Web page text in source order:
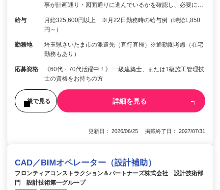
事が計画通り・図面通りに進んでいるかを確認し、必要に…
給与
月給325,600円以上 ※月22日勤務時の給与例（時給1,850
円～）
勤務地
埼玉県さいたま市の派遣先（直行直帰）※通勤圏考慮（在宅
勤務もあり）
応募資格
《60代・70代活躍中！》 一級建築士、または1級施工管理技
士の資格をお持ちの方
後で見る 詳細を見る
更新日： 2026/06/25 掲載終了日： 2027/07/31
CAD／BIMオペレーター（設計補助）
フロンティアコンストラクション＆パートナーズ株式会社 設計技術部
門 設計技術第一グループ